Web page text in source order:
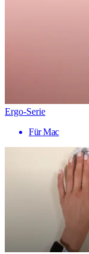
Ergo-Serie
Für Mac